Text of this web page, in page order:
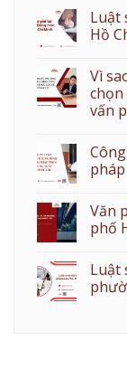
Luật
Hồ
Vì
chọn
vấn
Văn
phố
Luật